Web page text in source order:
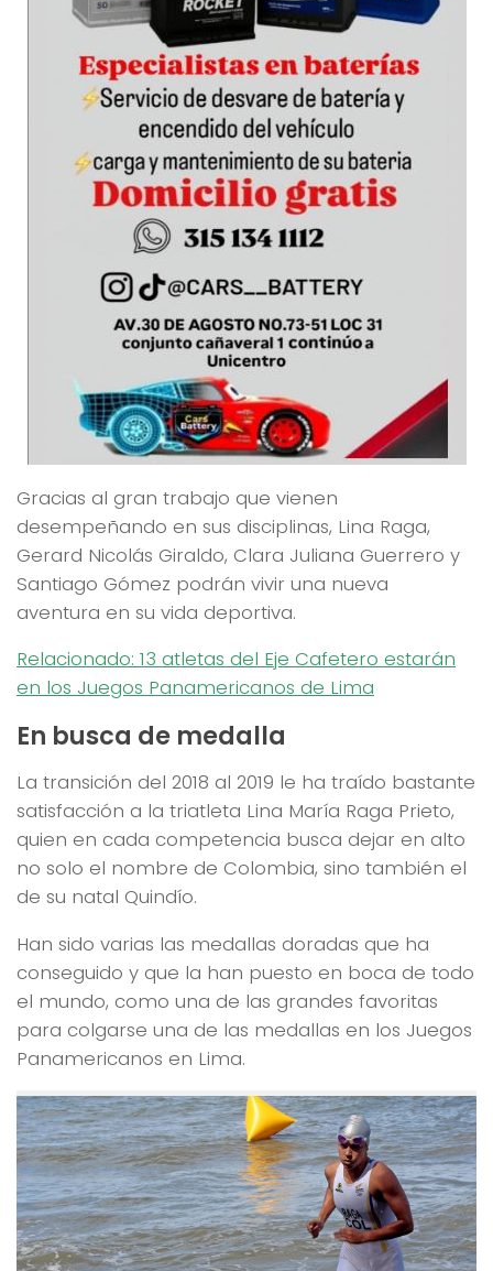
Gracias al gran trabajo que vienen
desempeñando en sus disciplinas, Lina Raga,
Gerard Nicolás Giraldo, Clara Juliana Guerrero y
Santiago Gómez podrán vivir una nueva
aventura en su vida deportiva.
Relacionado: 13 atletas del Eje Cafetero estarán
en los Juegos Panamericanos de Lima
En busca de medalla
La transición del 2018 al 2019 le ha traído bastante
satisfacción a la triatleta Lina María Raga Prieto,
quien en cada competencia busca dejar en alto
no solo el nombre de Colombia, sino también el
de su natal Quindío.
Han sido varias las medallas doradas que ha
conseguido y que la han puesto en boca de todo
el mundo, como una de las grandes favoritas
para colgarse una de las medallas en los Juegos
Panamericanos en Lima.